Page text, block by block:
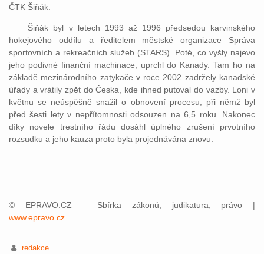
ČTK Šiňák.
Šiňák byl v letech 1993 až 1996 předsedou karvinského
hokejového oddílu a ředitelem městské organizace Správa
sportovních a rekreačních služeb (STARS). Poté, co vyšly najevo
jeho podivné finanční machinace, uprchl do Kanady. Tam ho na
základě mezinárodního zatykače v roce 2002 zadržely kanadské
úřady a vrátily zpět do Česka, kde ihned putoval do vazby. Loni v
květnu se neúspěšně snažil o obnovení procesu, při němž byl
před šesti lety v nepřítomnosti odsouzen na 6,5 roku. Nakonec
díky novele trestního řádu dosáhl úplného zrušení prvotního
rozsudku a jeho kauza proto byla projednávána znovu.
© EPRAVO.CZ – Sbírka zákonů, judikatura, právo |
www.epravo.cz
redakce